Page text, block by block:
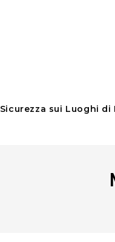
Sicurezza sui Luoghi di